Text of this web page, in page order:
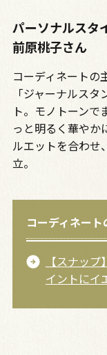
パーソナルスタ
前原桃子さん
コーディネートの
「ジャーナルス
ト。モノトーン
っと明るく華やか
ルエットを合わせ
立。
コーディネート
【スナッ
イントにイ